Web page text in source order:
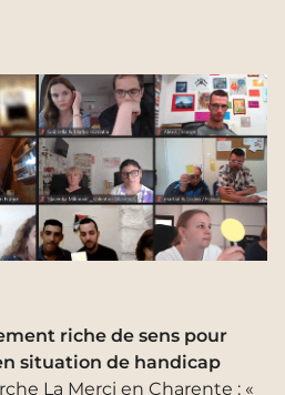
riche de sens pour
situation de handicap
La Merci en Charente : «